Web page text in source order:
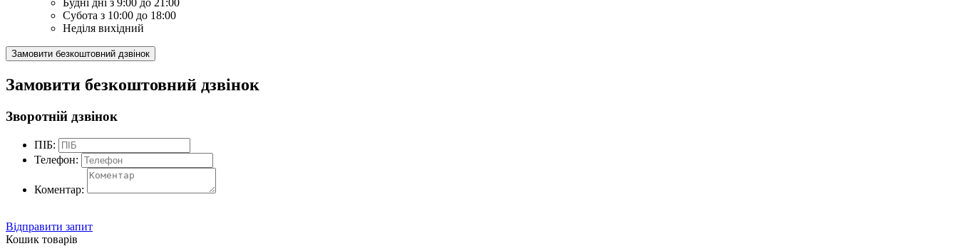
Будні дні з 9:00 до 21:00
Субота з 10:00 до 18:00
Неділя вихідний
Замовити безкоштовний дзвінок
Замовити безкоштовний дзвінок
Зворотній дзвінок
ПІБ:
Телефон:
Коментар:
Відправити запит
Кошик товарів